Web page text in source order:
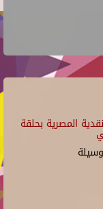
المصرية بحلقة